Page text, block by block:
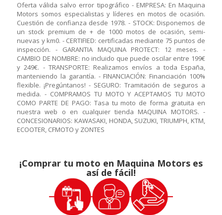
Oferta válida salvo error tipográfico - EMPRESA: En Maquina
Motors somos especialistas y líderes en motos de ocasión.
Cuestión de confianza desde 1978. - STOCK: Disponemos de
un stock premium de + de 1000 motos de ocasión, semi-
nuevas y km0. - CERTIFIED: certificadas mediante 75 puntos de
inspección. - GARANTIA MAQUINA PROTECT: 12 meses. -
CAMBIO DE NOMBRE: no incluido que puede oscilar entre 199€
y 249€. - TRANSPORTE: Realizamos envíos a toda España,
manteniendo la garantía. - FINANCIACIÓN: Financiación 100%
flexible. ¡Pregúntanos! - SEGURO: Tramitación de seguros a
medida. - COMPRAMOS TU MOTO Y ACEPTAMOS TU MOTO
COMO PARTE DE PAGO: Tasa tu moto de forma gratuita en
nuestra web o en cualquier tienda MAQUINA MOTORS. -
CONCESIONARIOS: KAWASAKI, HONDA, SUZUKI, TRIUMPH, KTM,
ECOOTER, CFMOTO y ZONTES
¡Comprar tu moto en Maquina Motors es
así de fácil!